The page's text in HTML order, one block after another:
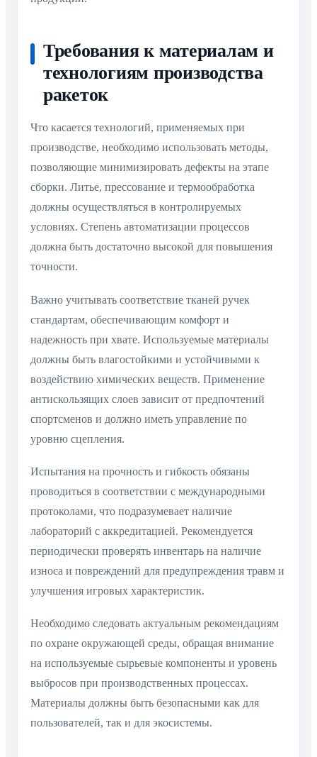
Требования к материалам и
технологиям производства
ракеток
Что касается технологий, применяемых при
производстве, необходимо использовать методы,
позволяющие минимизировать дефекты на этапе
сборки. Литье, прессование и термообработка
должны осуществляться в контролируемых
условиях. Степень автоматизации процессов
должна быть достаточно высокой для повышения
точности.
Важно учитывать соответствие тканей ручек
стандартам, обеспечивающим комфорт и
надежность при хвате. Используемые материалы
должны быть влагостойкими и устойчивыми к
воздействию химических веществ. Применение
антискользящих слоев зависит от предпочтений
спортсменов и должно иметь управление по
уровню сцепления.
Испытания на прочность и гибкость обязаны
проводиться в соответствии с международными
протоколами, что подразумевает наличие
лабораторий с аккредитацией. Рекомендуется
периодически проверять инвентарь на наличие
износа и повреждений для предупреждения травм и
улучшения игровых характеристик.
Необходимо следовать актуальным рекомендациям
по охране окружающей среды, обращая внимание
на используемые сырьевые компоненты и уровень
выбросов при производственных процессах.
Материалы должны быть безопасными как для
пользователей, так и для экосистемы.